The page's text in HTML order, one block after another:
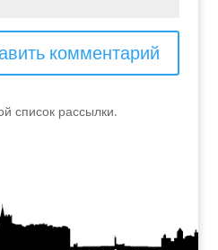
список рассылки.